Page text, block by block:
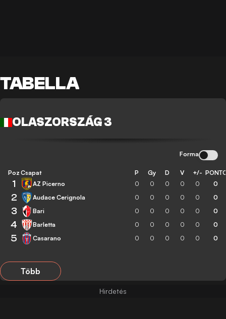
TABELLA
OLASZORSZÁG 3
Forma
Poz Csapat P Gy D V +/-
1 AZ Picerno 0 0 0 0 0 0
2 Audace Cerignola 0 0 0 0 0 0
3 Bari 0 0 0 0 0 0
4 Barletta 0 0 0 0 0 0
5 Casarano 0 0 0 0 0 0
Több